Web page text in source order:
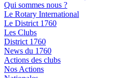
Qui sommes nous ?
Le Rotary International
Le District 1760
Les Clubs
District 1760
News du 1760
Actions des clubs
Nos Actions